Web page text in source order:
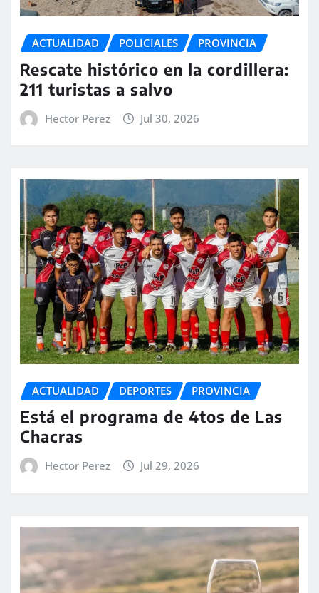
ACTUALIDAD POLICIALES PROVINCIA
Rescate histórico en la cordillera:
211 turistas a salvo
Hector Perez Jul 30, 2026
ACTUALIDAD DEPORTES PROVINCIA
Está el programa de 4tos de Las
Chacras
Hector Perez Jul 29, 2026